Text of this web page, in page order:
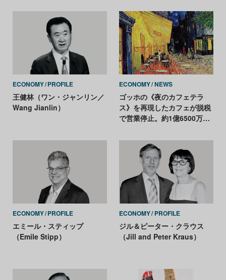
ECONOMY PROFILE
王健林（ワン・ジャンリン／
Wang Jianlin）
ECONOMY NEWS
ゴッホの《夜のカフェテラ
ス》を再現したカフェが脱税
で営業停止。約1億6500万円
ECONOMY PROFILE
エミール・スティップ
（Emile Stipp）
ECONOMY PROFILE
ジル＆ピーター・クラウス
（Jill and Peter Kraus）